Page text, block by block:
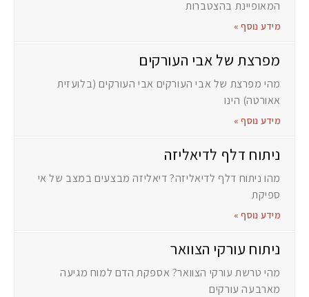
המאופיינת בהצטברות
מידע נוסף »
מפרצת של אבי העורקים
מהי מפרצת של אבי העורקים אבי העורקים (בלועזית
אאורטה) הינו
מידע נוסף »
ניתוח דלף לדיאליזה
מהו ניתוח דלף לדיאליזה? דיאליזה מבצעים במצב של אי
ספיקת
מידע נוסף »
ניתוח עורקי הצוואר
מהי טרשת עורקי הצוואר? אספקת הדם למוח מגיעה
מארבעה עורקים